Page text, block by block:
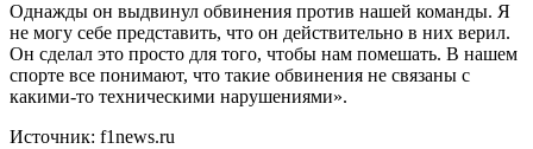
Однажды он выдвинул обвинения против нашей команды. Я
не могу себе представить, что он действительно в них верил.
Он сделал это просто для того, чтобы нам помешать. В нашем
спорте все понимают, что такие обвинения не связаны с
какими-то техническими нарушениями».
Источник: f1news.ru